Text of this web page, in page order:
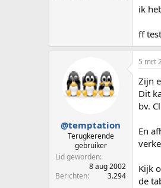
ik
ff
@temptation
Terugkerende
gebruiker
Lid geworden
8 aug 2002
Berichten
3.294
5 mrt
Zijn
Dit
bv.
En
Kijk
de